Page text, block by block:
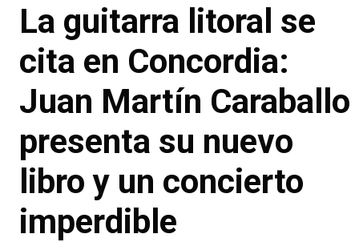
La guitarra litoral se
cita en Concordia:
Juan Martín Caraballo
presenta su nuevo
libro y un concierto
imperdible